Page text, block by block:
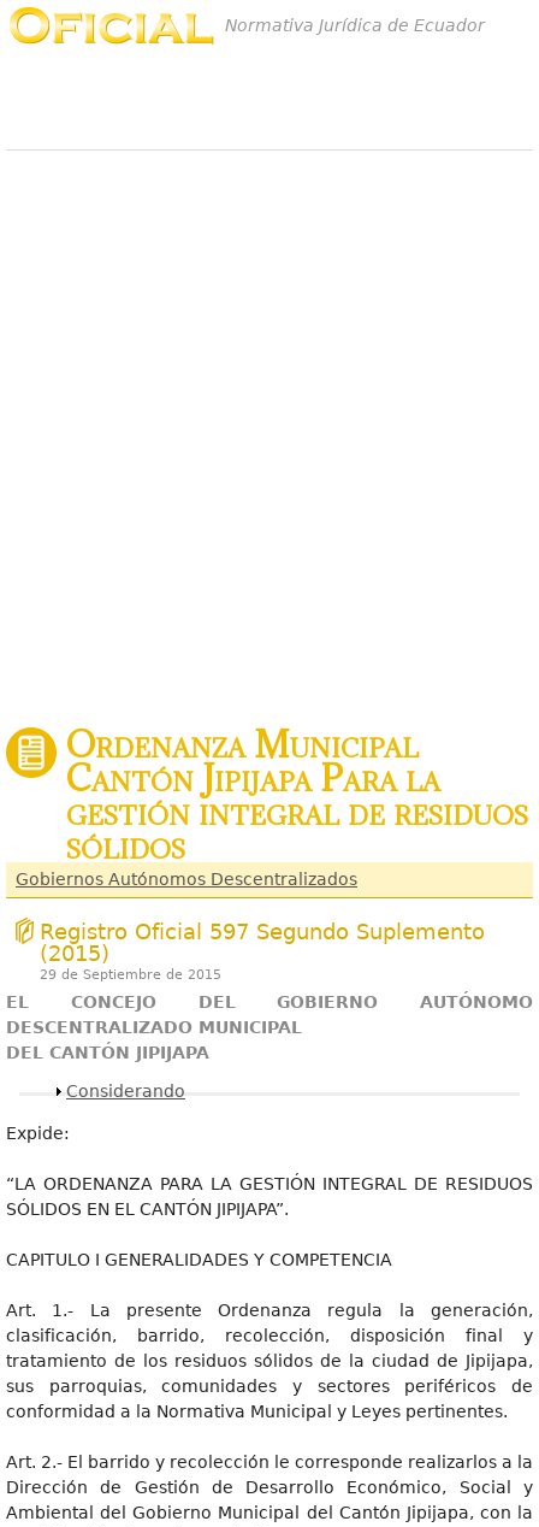
Normativa Jurídica de Ecuador
Ordenanza Municipal
Cantón Jipijapa Para la
gestión integral de residuos
sólidos
Gobiernos Autónomos Descentralizados
Registro Oficial 597 Segundo Suplemento
(2015)
29 de Septiembre de 2015
EL CONCEJO DEL GOBIERNO AUTÓNOMO
DESCENTRALIZADO MUNICIPAL
DEL CANTÓN JIPIJAPA
Mostrar
Considerando
Expide:
“LA ORDENANZA PARA LA GESTIÓN INTEGRAL DE RESIDUOS
SÓLIDOS EN EL CANTÓN JIPIJAPA”.
CAPITULO I GENERALIDADES Y COMPETENCIA
Art. 1.- La presente Ordenanza regula la generación,
clasificación, barrido, recolección, disposición final y
tratamiento de los residuos sólidos de la ciudad de Jipijapa,
sus parroquias, comunidades y sectores periféricos de
conformidad a la Normativa Municipal y Leyes pertinentes.
Art. 2.- El barrido y recolección le corresponde realizarlos a la
Dirección de Gestión de Desarrollo Económico, Social y
Ambiental del Gobierno Municipal del Cantón Jipijapa, con la